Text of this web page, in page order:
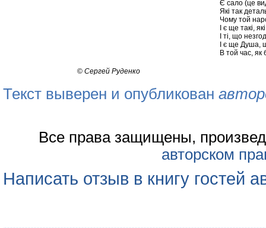
Є сало (це
Які так
Чому той
І є ще такі,
І ті, що
І є ще Душа,
В той час, як
© Сергей Руденко
Текст выверен и опубликован
Все права защищены,
авторском
Написать отзыв в книгу гостей